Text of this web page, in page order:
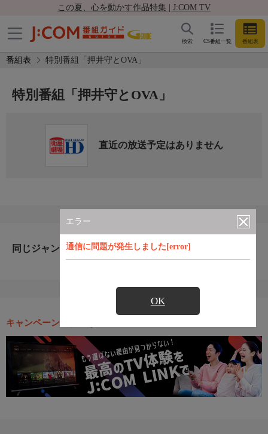
この夏、心を動かす作品特集 | J:COM TV
CS番組一覧 番組表
検索
番組表 特別番組「押井守とOVA」
エラー
通信に問題が発生しました[error]
OK
特別番組「押井守とOVA」
直近の放送予定はありません
同じジャンルのおすすめ番組
キャンペーン・お得な情報